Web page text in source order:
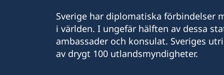
Sverige har diplomatiska förbindelser
i världen. I ungefär hälften av dessa
ambassader och konsulat. Sveriges
av drygt 100 utlandsmyndigheter.